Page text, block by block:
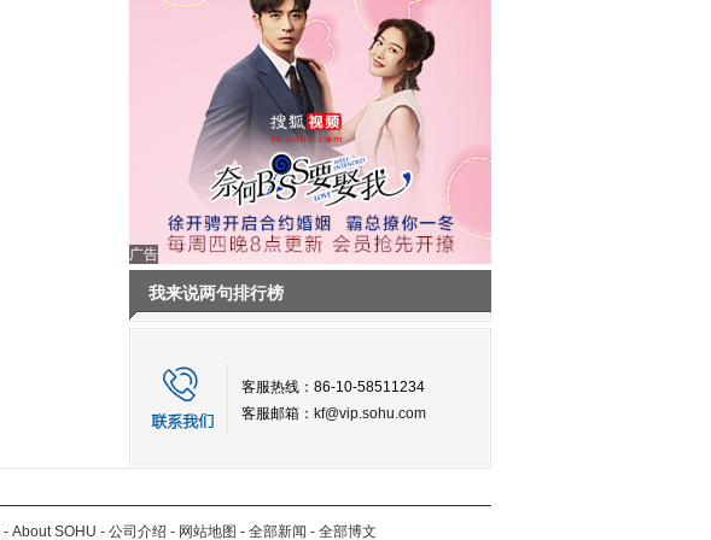
广告
我来说两句排行榜
客服热线：86-10-58511234
客服邮箱： kf@vip.sohu.com
- About SOHU - 公司介绍 - 网站地图 - 全部新闻 - 全部博文